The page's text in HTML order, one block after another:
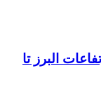
البرز تا